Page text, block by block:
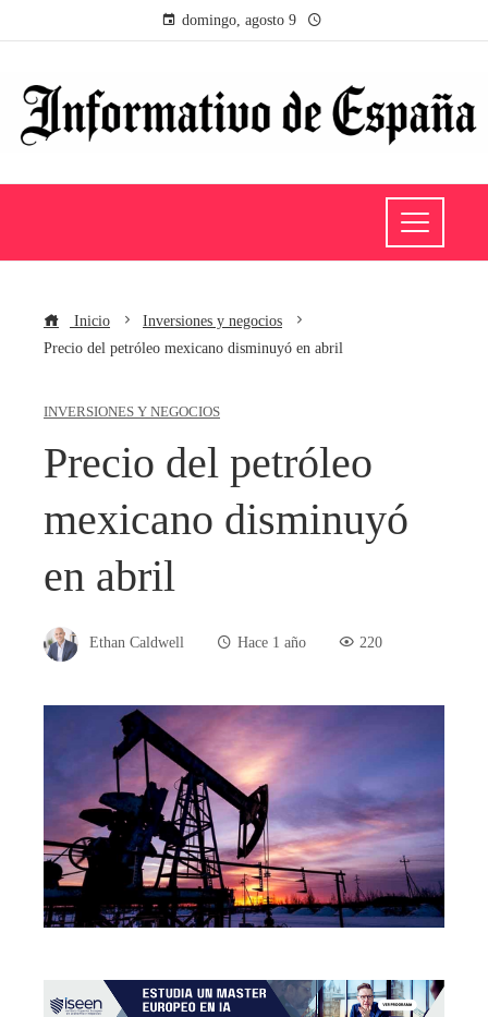
domingo, agosto 9
Inicio
Inversiones y negocios
Precio del petróleo mexicano disminuyó en abril
INVERSIONES Y NEGOCIOS
Precio del petróleo
mexicano disminuyó
en abril
Ethan Caldwell Hace 1 año 220